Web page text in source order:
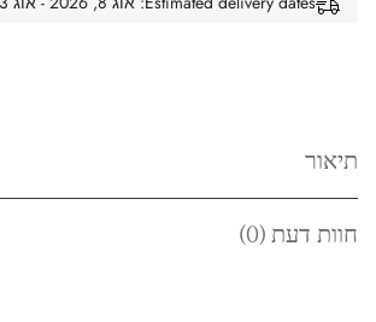
תיאור
חוות דעת (0)